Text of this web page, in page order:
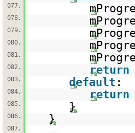
077.
078.
079.
080.
081.
082. return
083. default :
084. return
085. }
086. }
087.